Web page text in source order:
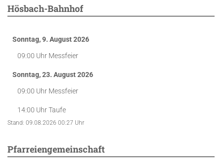
Hösbach-Bahnhof
Sonntag, 9. August 2026
09:00 Uhr Messfeier
Sonntag, 23. August 2026
09:00 Uhr Messfeier
14:00 UhrTaufe
Stand: 09.08.2026 00:27 Uhr
Pfarreiengemeinschaft